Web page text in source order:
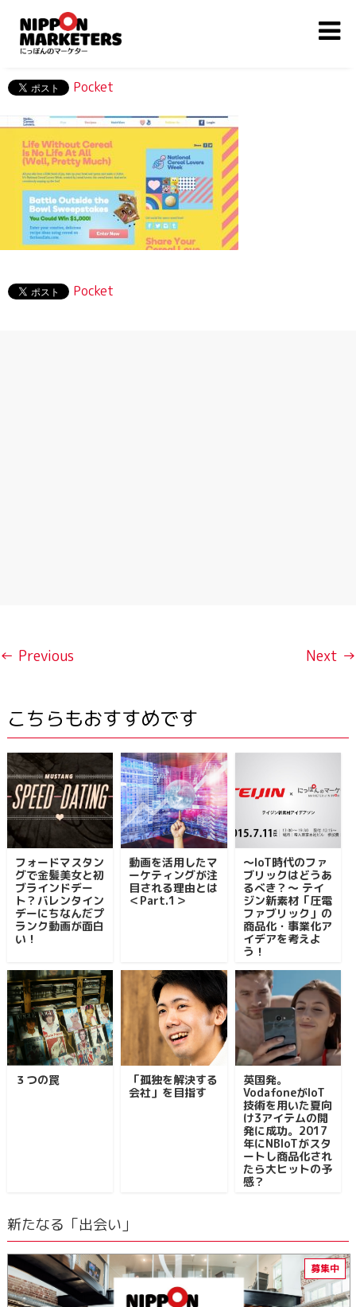
Pocket
Pocket
← Previous Next →
こちらもおすすめです
フォードマスタン
グで金髪美女と初
ブラインドデー
ト？バレンタイン
デーにちなんだプ
ランク動画が面白
い！
動画を活用したマ
ーケティングが注
目される理由とは
＜Part.1＞
〜IoT時代のファ
ブリックはどうあ
るべき？〜 テイ
ジン新素材「圧電
ファブリック」の
商品化・事業化ア
イデアを考えよ
う！
３つの罠
「孤独を解決する
会社」を目指す
英国発。
VodafoneがIoT
技術を用いた夏向
け3アイテムの開
発に成功。2017
年にNBIoTがスタ
ートし商品化され
たら大ヒットの予
感？
新たなる「出会い」